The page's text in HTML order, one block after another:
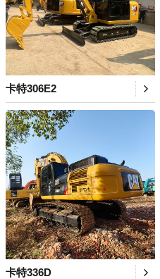
卡特306E2
卡特336D